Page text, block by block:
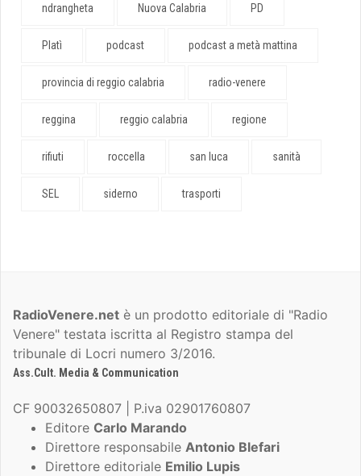
ndrangheta Nuova Calabria PD
Platì podcast podcast a metà mattina
provincia di reggio calabria radio-venere
reggina reggio calabria regione
rifiuti roccella san luca sanità
SEL siderno trasporti
RadioVenere.net è un prodotto editoriale di "Radio
Venere" testata iscritta al Registro stampa del
tribunale di Locri numero 3/2016.
Ass.Cult. Media & Communication
CF 90032650807 | P.iva 02901760807
Editore Carlo Marando
Direttore responsabile Antonio Blefari
Direttore editoriale Emilio Lupis